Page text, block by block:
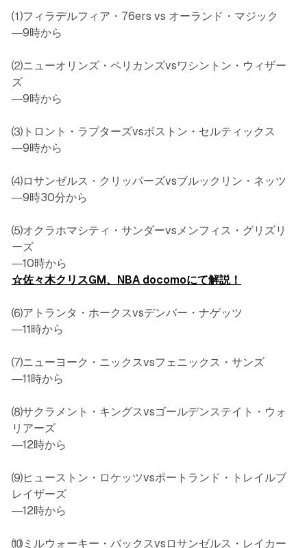
⑴フィラデルフィア・76ers vs オーランド・マジック
―9時から
⑵ニューオリンズ・ペリカンズvsワシントン・ウィザー
ズ
―9時から
⑶トロント・ラプターズvsボストン・セルティックス
―9時から
⑷ロサンゼルス・クリッパーズvsブルックリン・ネッツ
―9時30分から
⑸オクラホマシティ・サンダーvsメンフィス・グリズリ
ーズ
―10時から
☆佐々木クリスGM、NBA docomoにて解説！
⑹アトランタ・ホークスvsデンバー・ナゲッツ
―11時から
⑺ニューヨーク・ニックスvsフェニックス・サンズ
―11時から
⑻サクラメント・キングスvsゴールデンステイト・ウォ
リアーズ
―12時から
⑼ヒューストン・ロケッツvsポートランド・トレイルブ
レイザーズ
―12時から
⑽ミルウォーキー・バックスvsロサンゼルス・レイカー